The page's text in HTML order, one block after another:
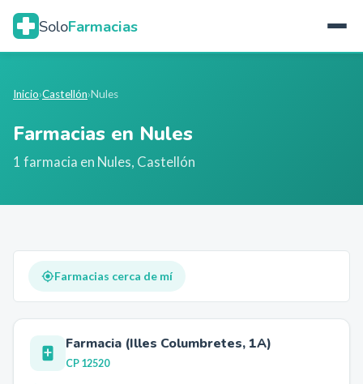
SoloFarmacias
Inicio›Castellón›Nules
Farmacias en Nules
1 farmacia en Nules, Castellón
Farmacias cerca de mí
Farmacia (Illes Columbretes, 1A)
CP 12520